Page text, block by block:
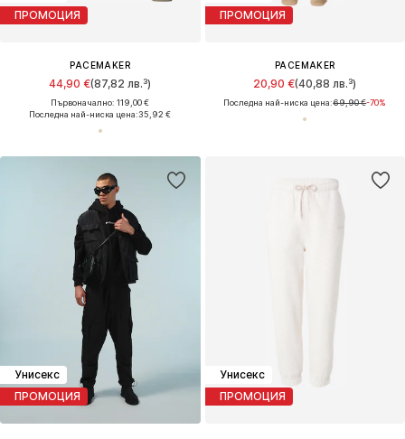
ПРОМОЦИЯ
PACEMAKER
44,90 €(87,82 лв.³)
Първоначално: 119,00 €
Последна най-ниска цена:35,92 €
ПРОМОЦИЯ
PACEMAKER
20,90 €(40,88 лв.³)
Последна най-ниска цена:69,90 €-70%
Унисекс
ПРОМОЦИЯ
Унисекс
ПРОМОЦИЯ